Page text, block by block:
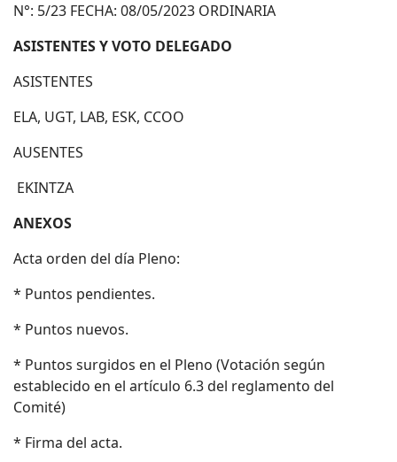
N°: 5/23 FECHA: 08/05/2023 ORDINARIA
ASISTENTES Y VOTO DELEGADO
ASISTENTES
ELA, UGT, LAB, ESK, CCOO
AUSENTES
EKINTZA
ANEXOS
Acta orden del día Pleno:
* Puntos pendientes.
* Puntos nuevos.
* Puntos surgidos en el Pleno (Votación según
establecido en el artículo 6.3 del reglamento del
Comité)
* Firma del acta.